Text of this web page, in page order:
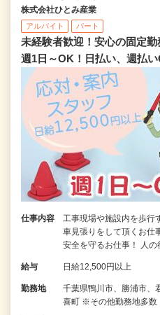
株式会社ひとみ産業
アルバイト パート
未経験者歓迎！安心の固定勤
週1日～OK！日払い、週払い
仕事内容
工事現場や施設内を歩行
車見張りをして頂くお仕
安全を守るお仕事！ 人
給与 日給12,500円以上
勤務地
千葉県鴨川市、勝浦市、
喜町 ※その他勤務地多数